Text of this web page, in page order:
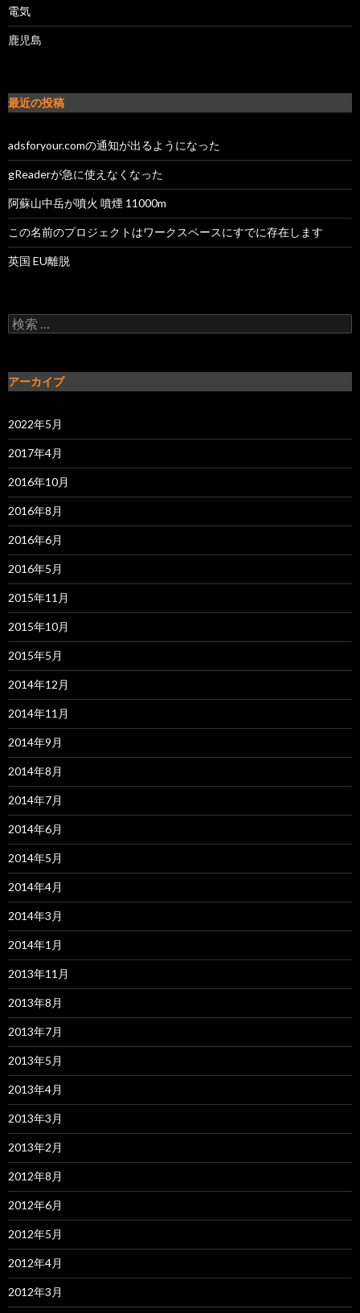
電気
鹿児島
最近の投稿
adsforyour.comの通知が出るようになった
gReaderが急に使えなくなった
阿蘇山中岳が噴火 噴煙 11000m
この名前のプロジェクトはワークスペースにすでに存在します
英国 EU離脱
検索:
アーカイブ
2022年5月
2017年4月
2016年10月
2016年8月
2016年6月
2016年5月
2015年11月
2015年10月
2015年5月
2014年12月
2014年11月
2014年9月
2014年8月
2014年7月
2014年6月
2014年5月
2014年4月
2014年3月
2014年1月
2013年11月
2013年8月
2013年7月
2013年5月
2013年4月
2013年3月
2013年2月
2012年8月
2012年6月
2012年5月
2012年4月
2012年3月